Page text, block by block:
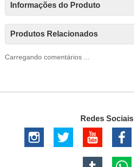
Informações do Produto
Produtos Relacionados
Carregando comentários ...
Redes Sociais